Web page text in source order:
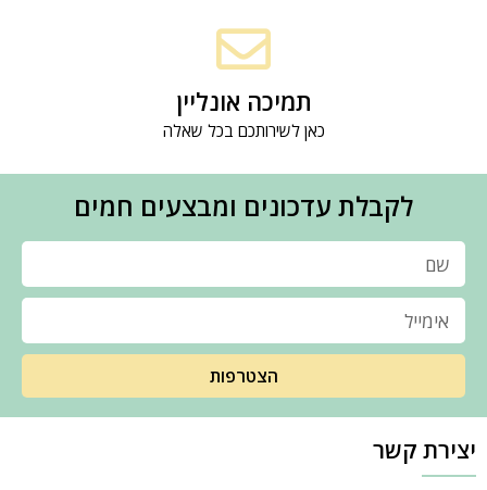
תמיכה אונליין
כאן לשירותכם בכל שאלה
לקבלת עדכונים ומבצעים חמים
הצטרפות
יצירת קשר